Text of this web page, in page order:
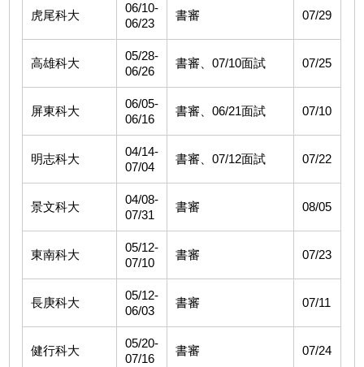
虎尾科大
06/10-
06/23
書審 07/29
高雄科大
05/28-
06/26
書審、07/10面試 07/25
屏東科大
06/05-
06/16
書審、06/21面試 07/10
明志科大
04/14-
07/04
書審、07/12面試 07/22
景文科大
04/08-
07/31
書審 08/05
東南科大
05/12-
07/10
書審 07/23
長庚科大
05/12-
06/03
書審 07/11
健行科大
05/20-
07/16
書審 07/24